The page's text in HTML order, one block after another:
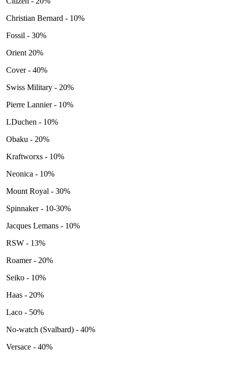
Christian Bernard - 10%
Fossil - 30%
Orient 20%
Cover - 40%
Swiss Military - 20%
Pierre Lannier - 10%
LDuchen - 10%
Obaku - 20%
Kraftworxs - 10%
Neonica - 10%
Mount Royal - 30%
Spinnaker - 10-30%
Jacques Lemans - 10%
RSW - 13%
Roamer - 20%
Seiko - 10%
Haas - 20%
Laco - 50%
No-watch (Svalbard) - 40%
Versace - 40%